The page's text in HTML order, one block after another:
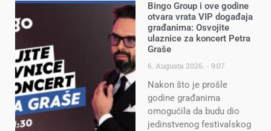
Bingo Group i ove godine
otvara vrata VIP događaja
građanima: Osvojite
ulaznice za koncert Petra
Graše
6. Augusta 2026. 9:07
Nakon što je prošle
godine građanima
omogućila da budu dio
jedinstvenog festivalskog